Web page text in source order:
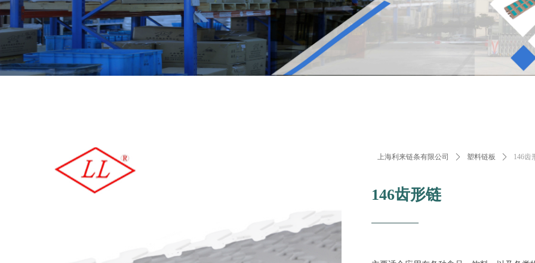
上海利来链条有限公司 ꄲ 塑料链板 ꄲ 146齿
146齿形链